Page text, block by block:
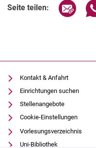
Seite teilen:
Kontakt & Anfahrt
Einrichtungen suchen
Stellenangebote
Cookie-Einstellungen
Vorlesungsverzeichnis
Uni-Bibliothek